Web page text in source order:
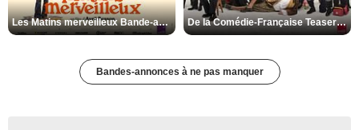
Les Matins merveilleux Bande-annonce VF De la Comédie-Française Teaser VF
Bandes-annonces à ne pas manquer